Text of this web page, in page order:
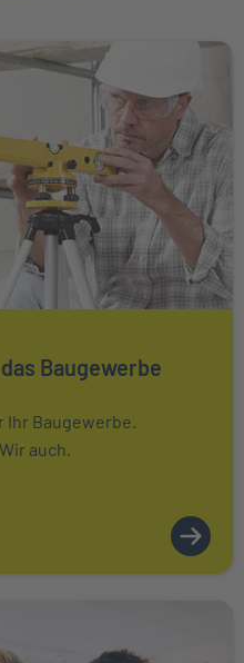
Baugewerbe
Baugewerbe
Ihr Baugewerbe.
auch.